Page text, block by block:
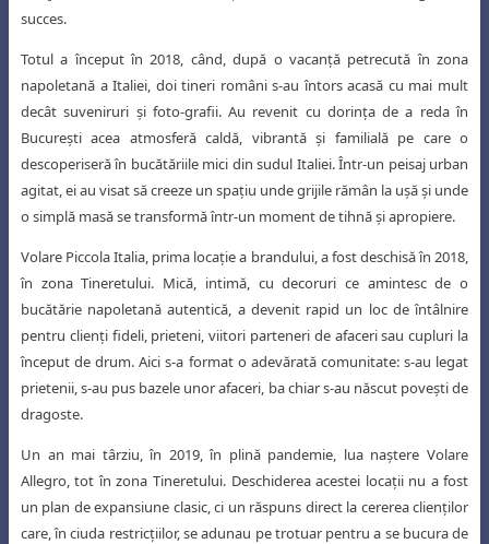
succes.
Totul a început în 2018, când, după o vacanţă petrecută în zona
napoletanăa Italiei, doi tineri români s-au întors acasă cu mai mult
decât suveniruri şi foto-grafii. Au revenit cu dorinţa de a reda în
Bucureşti acea atmosferă caldă, vibrantă şi familială pe care o
descoperiseră în bucătăriile mici din sudul Italiei. Într-un peisaj urban
agitat, ei au visat să creeze un spaţiu unde grijile rămân la uşă şi unde
o simplă masă se transformă într-un moment de tihnă şi apropiere.
Volare Piccola Italia, prima locaţie a brandului, a fost deschisă în 2018,
în zona Tineretului. Mică, intimă, cu decoruri ce amintesc de o
bucătărie napoletană autentică, a devenit rapid un loc de întâlnire
pentru clienţi fideli, prieteni, viitori parteneri de afaceri sau cupluri la
început de drum. Aici s-a format o adevărată comunitate: s-au legat
prietenii, s-au pus bazele unor afaceri, ba chiar s-au născutpoveşti de
dragoste.
Un an mai târziu, în 2019, în plină pandemie, lua naştere Volare
Allegro, tot în zona Tineretului. Deschiderea acestei locaţii nu a fost
un plan de expansiune clasic, ci un răspuns direct la cererea clienţilor
care, în ciuda restricţiilor, se adunau pe trotuar pentru a se bucura de